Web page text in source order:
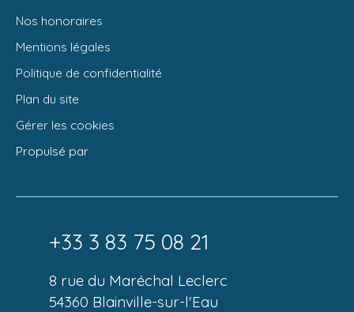
Nos honoraires
Mentions légales
Politique de confidentialité
Plan du site
Gérer les cookies
Propulsé par
+33 3 83 75 08 21
8 rue du Maréchal Leclerc
54360 Blainville-sur-l'Eau